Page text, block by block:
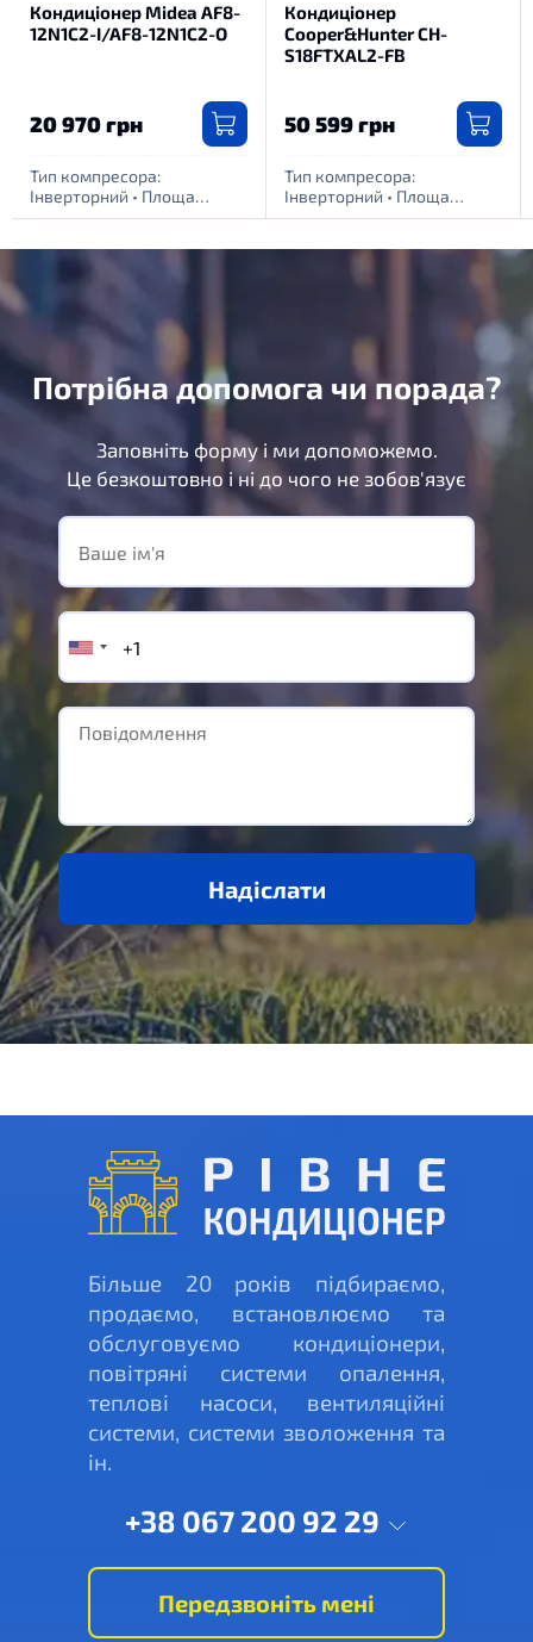
Кондиціонер Midea AF8-
12N1C2-I/AF8-12N1C2-O
20 970 грн
Тип компресора:
Інверторний • Площа
обігріву приміщення, м. кв:
Кондиціонер
Cooper&Hunter CH-
S18FTXAL2-FB
50 599 грн
Тип компресора:
Інверторний • Площа
обігріву приміщення, м. кв:
Потрібна допомога чи порада?
Заповніть форму і ми допоможемо.
Це безкоштовно і ні до чого не зобов'язує
Надіслати
Більше 20 років підбираємо,
продаємо, встановлюємо та
обслуговуємо кондиціонери,
повітряні системи опалення,
теплові насоси, вентиляційні
системи, системи зволоження та
ін.
+38 067 200 92 29
Передзвоніть мені